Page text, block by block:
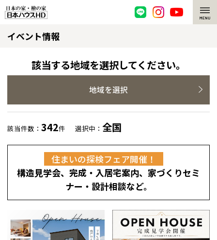
脱炭素・檜の家
環境にやさしい、脱炭素社会の住宅
耐震構造
高耐久住宅
高断熱・高気密の家
エネルギー自給自足
感謝訪問・長期保証
選ばれる理由
檜の魅力 トップ
檜と日本人
1000年を超えて生きる檜
知られざる檜の効果・作用
理想の木材「檜」
注文住宅
グレートステージ
平屋の家
リフォーム トップ
選ばれる理由
賃貸併用住宅のメリット
分譲住宅・土地
イベント情報
該当する地域を選択してください。
地域を選択
該当件数： 342件 選択中： 全国
住まいの探検フェア開催！
構造見学会、完成・入居宅案内、家づくりセミ
ナー・設計相談など。